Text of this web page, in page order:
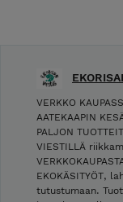
VERKKO
AATEKAAPIN
PALJON
VIESTILLÄ
EKOKÄSITYÖT,
tutustumaan.